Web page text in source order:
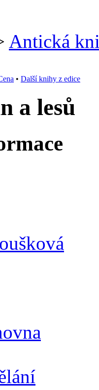
Antická
• Další knihy z edice
a lesů